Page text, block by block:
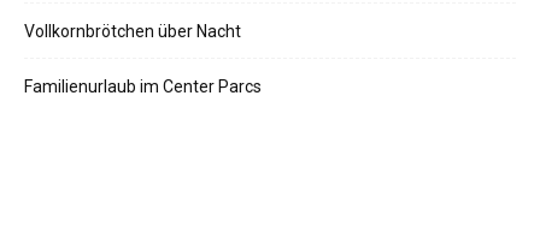
Vollkornbrötchen über Nacht
Familienurlaub im Center Parcs